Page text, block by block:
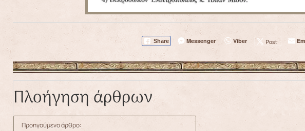
Share Messenger Viber Post
Πλοήγηση άρθρων
Προηγούμενο άρθρο: